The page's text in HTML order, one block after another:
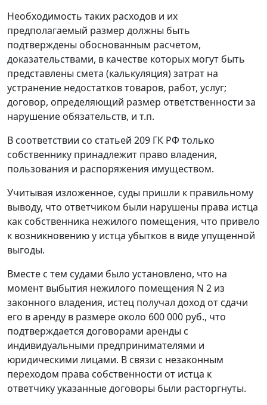
Необходимость таких расходов и их
предполагаемый размер должны быть
подтверждены обоснованным расчетом,
доказательствами, в качестве которых могут быть
представлены смета (калькуляция) затрат на
устранение недостатков товаров, работ, услуг;
договор, определяющий размер ответственности за
нарушение обязательств, и т.п.
В соответствии со статьей 209 ГК РФ только
собственнику принадлежит право владения,
пользования и распоряжения имуществом.
Учитывая изложенное, суды пришли к правильному
выводу, что ответчиком были нарушены права истца
как собственника нежилого помещения, что привело
к возникновению у истца убытков в виде упущенной
выгоды.
Вместе с тем судами было установлено, что на
момент выбытия нежилого помещения N 2 из
законного владения, истец получал доход от сдачи
его в аренду в размере около 600 000 руб., что
подтверждается договорами аренды с
индивидуальными предпринимателями и
юридическими лицами. В связи с незаконным
переходом права собственности от истца к
ответчику указанные договоры были расторгнуты.